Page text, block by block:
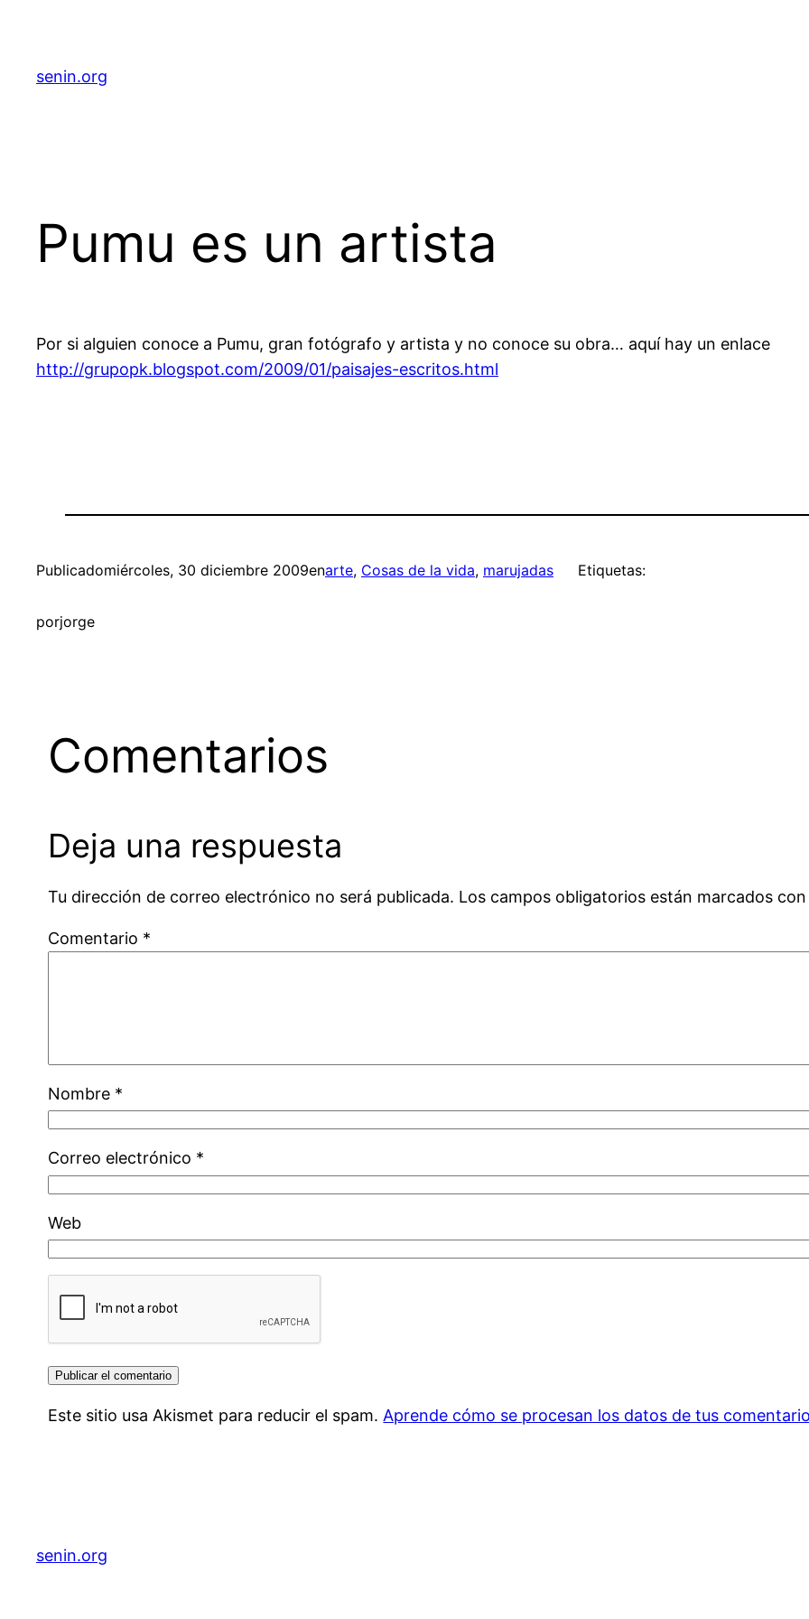
senin.org
Pumu es un artista
Por si alguien conoce a Pumu, gran fotógrafo y artista y no conoce su obra… aquí hay un enlace
http://grupopk.blogspot.com/2009/01/paisajes-escritos.html
Publicadomiércoles, 30 diciembre 2009enarte, Cosas de la vida, marujadas
porjorge
Etiquetas:
Comentarios
Deja una respuesta
Tu dirección de correo electrónico no será publicada. Los campos obligatorios están marcados
Comentario *
Nombre *
Correo electrónico *
Web
Este sitio usa Akismet para reducir el spam.Aprende cómo se procesan los datos de tus
senin.org